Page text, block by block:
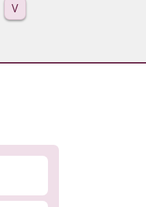
V